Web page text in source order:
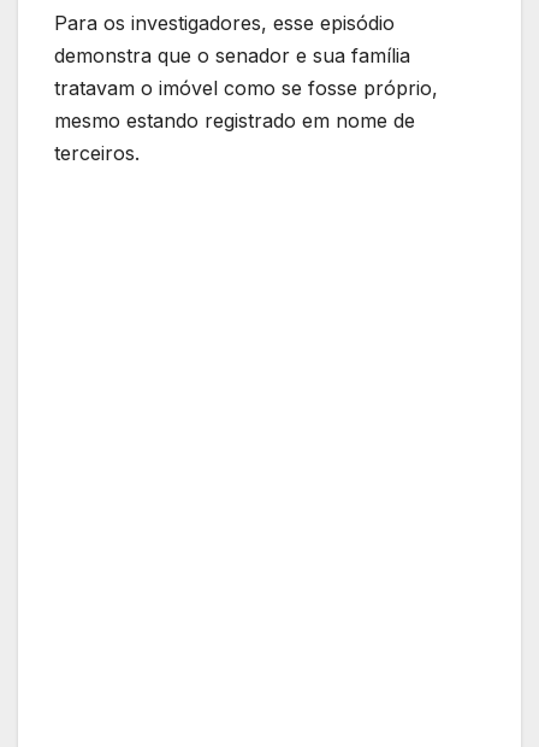
Para os investigadores, esse episódio
demonstra que o senador e sua família
tratavam o imóvel como se fosse próprio,
mesmo estando registrado em nome de
terceiros.